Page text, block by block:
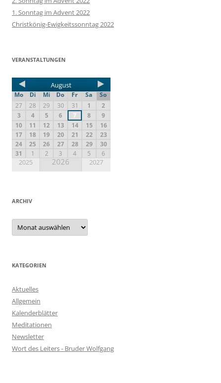
1. Sonntag im Advent 2022
Christkönig-Ewigkeitssonntag 2022
VERANSTALTUNGEN
August
Mo Di Mi Do Fr Sa
So
27
28 29 30 31 1
2
3
4 5 6 7 8
9
10
11 12 13 14 15
16
17
18 19 20 21 22
23
24
25 26 27 28 29
30
31
1 2 3 4 5 6
2025 2026 2027
ARCHIV
KATEGORIEN
Aktuelles
Allgemein
Kalenderblätter
Meditationen
Newsletter
Wort des Leiters - Bruder Wolfgang